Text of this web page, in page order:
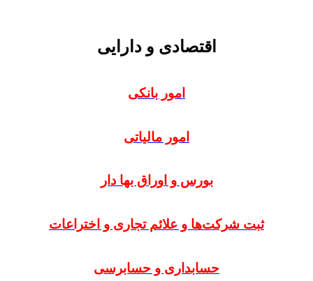
اقتصادی و دارایی
امور بانکی
امور مالیاتی
بورس و اوراق بها دار
ثبت شرکت‌ها و علائم تجاری و اختراعات
حسابداری و حسابرسی